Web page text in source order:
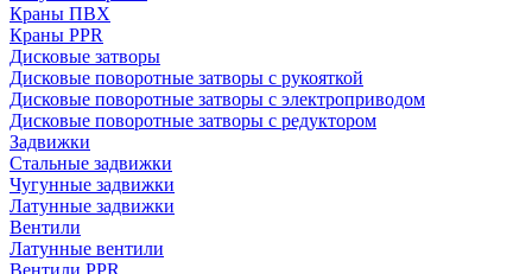
Краны ПВХ
Краны PPR
Дисковые затворы
Дисковые поворотные затворы с рукояткой
Дисковые поворотные затворы с электроприводом
Дисковые поворотные затворы с редуктором
Задвижки
Стальные задвижки
Чугунные задвижки
Латунные задвижки
Вентили
Латунные вентили
Вентили PPR